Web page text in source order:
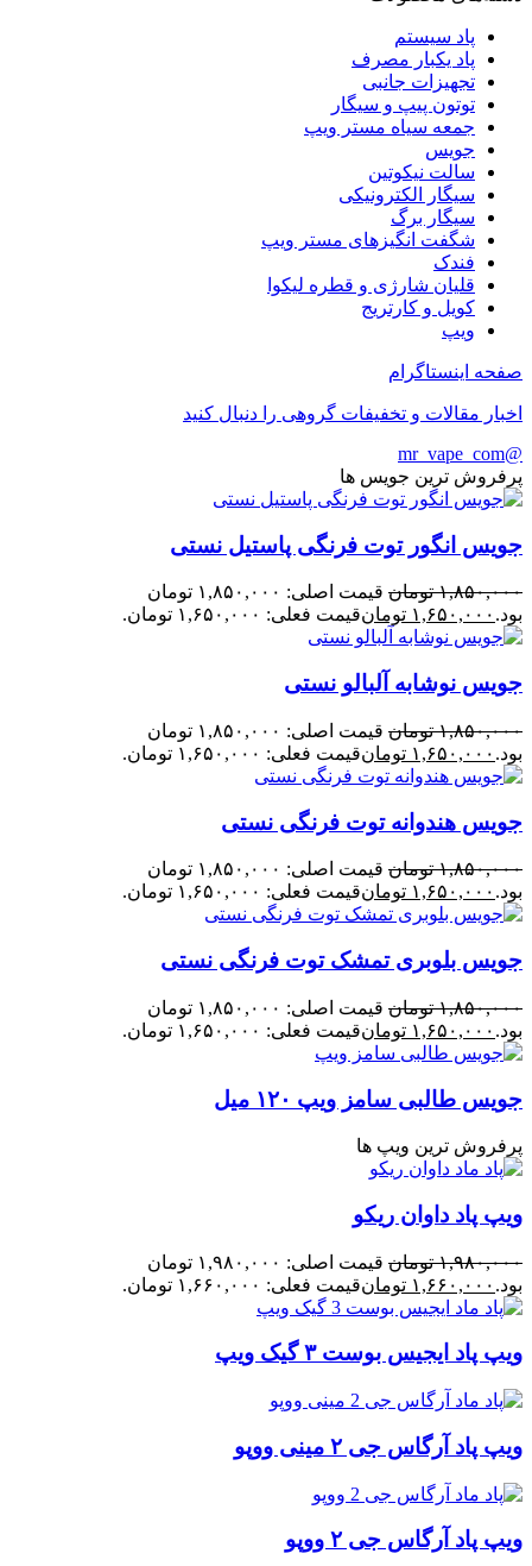
پاد سیستم
پاد یکبار مصرف
تجهیزات جانبی
توتون پیپ و سیگار
جمعه سیاه مستر ویپ
جویس
سالت نیکوتین
سیگار الکترونیکی
سیگار برگ
شگفت انگیزهای مستر ویپ
فندک
قلیان شارژی و قطره لیکوا
کویل و کارتریج
ویپ
صفحه اینستاگرام
اخبار مقالات و تخفیفات گروهی را دنبال کنید
@mr_vape_com
پرفروش ترین جویس ها
جویس انگور توت فرنگی پاستیل نستی
۱,۸۵۰,۰۰۰ تومان
قیمت اصلی: ۱,۸۵۰,۰۰۰ تومان
بود. ۱,۶۵۰,۰۰۰ تومانقیمت فعلی: ۱,۶۵۰,۰۰۰ تومان.
جویس نوشابه آلبالو نستی
۱,۸۵۰,۰۰۰ تومان
قیمت اصلی: ۱,۸۵۰,۰۰۰ تومان
بود. ۱,۶۵۰,۰۰۰ تومانقیمت فعلی: ۱,۶۵۰,۰۰۰ تومان.
جویس هندوانه توت فرنگی نستی
۱,۸۵۰,۰۰۰ تومان
قیمت اصلی: ۱,۸۵۰,۰۰۰ تومان
بود. ۱,۶۵۰,۰۰۰ تومانقیمت فعلی: ۱,۶۵۰,۰۰۰ تومان.
جویس بلوبری تمشک توت فرنگی نستی
۱,۸۵۰,۰۰۰ تومان
قیمت اصلی: ۱,۸۵۰,۰۰۰ تومان
بود. ۱,۶۵۰,۰۰۰ تومانقیمت فعلی: ۱,۶۵۰,۰۰۰ تومان.
جویس طالبی سامز ویپ ۱۲۰ میل
پرفروش ترین ویپ ها
ویپ پاد داوان ریکو
۱,۹۸۰,۰۰۰ تومان
قیمت اصلی: ۱,۹۸۰,۰۰۰ تومان
بود. ۱,۶۶۰,۰۰۰ تومانقیمت فعلی: ۱,۶۶۰,۰۰۰ تومان.
ویپ پاد ایجیس بوست ۳ گیک ویپ
ویپ پاد آرگاس جی ۲ مینی ووپو
ویپ پاد آرگاس جی ۲ ووپو